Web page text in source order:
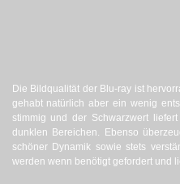
Die Bildqualität der Blu-ray ist
gehabt natürlich aber ein wenig
stimmig und der Schwarzwert
dunklen Bereichen. Ebenso
schöner Dynamik sowie stets
werden wenn benötigt gefordert und